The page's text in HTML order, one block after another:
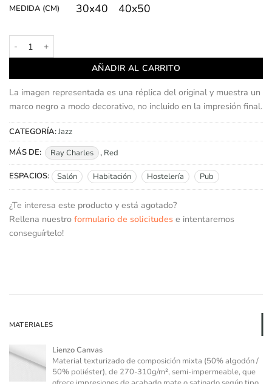
MEDIDA (CM) 30x40 40x50
Ray Charles | No without one Love cantidad
AÑADIR AL CARRITO
La imagen representada es una réplica del original y muestra un
marco negro a modo decorativo, no incluido en la impresión final.
CATEGORÍA:Jazz
MÁS DE:
Ray Charles , Red
ESPACIOS: Salón Habitación Hostelería Pub
¿Te interesa este producto y está agotado?
Rellena nuestro formulario de solicitudes e intentaremos
conseguírtelo!
MATERIALES
Lienzo Canvas
Material texturizado de composición mixta (50% algodón /
50% poliéster), de 270-310g/m², semi-impermeable, que